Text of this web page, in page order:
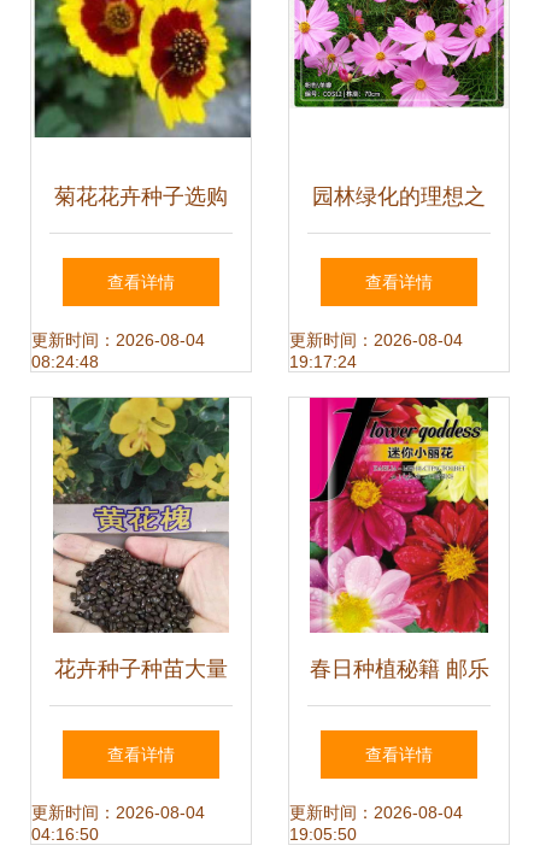
回家
菊花花卉种子选购
与种植指南
查看详情
更新时间：2026-08-04
08:24:48
园林绿化的理想之
选 波斯菊花种子打
造绚丽景观花海
查看详情
更新时间：2026-08-04
19:17:24
花卉种子种苗大量
现货供应中——如
何选择高质量种子
查看详情
更新时间：2026-08-04
04:16:50
春日种植秘籍 邮乐
官方推荐“花儿朵
朵”迷你小丽花种子
查看详情
更新时间：2026-08-04
19:05:50